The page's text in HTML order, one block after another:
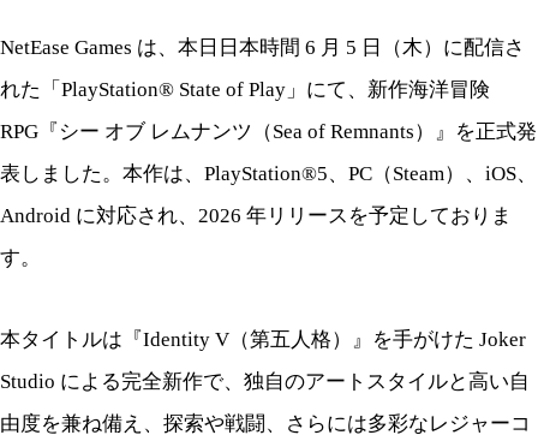
NetEase Games は、本日日本時間 6 月 5 日（木）に配信さ
れた「PlayStation® State of Play」にて、新作海洋冒険
RPG『シー オブ レムナンツ（Sea of Remnants）』を正式発
表しました。本作は、PlayStation®5、PC（Steam）、iOS、
Android に対応され、2026 年リリースを予定しておりま
す。
本タイトルは『Identity V（第五人格）』を手がけた Joker
Studio による完全新作で、独自のアートスタイルと高い自
由度を兼ね備え、探索や戦闘、さらには多彩なレジャーコ